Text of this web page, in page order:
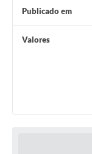
Publicado em
Valores